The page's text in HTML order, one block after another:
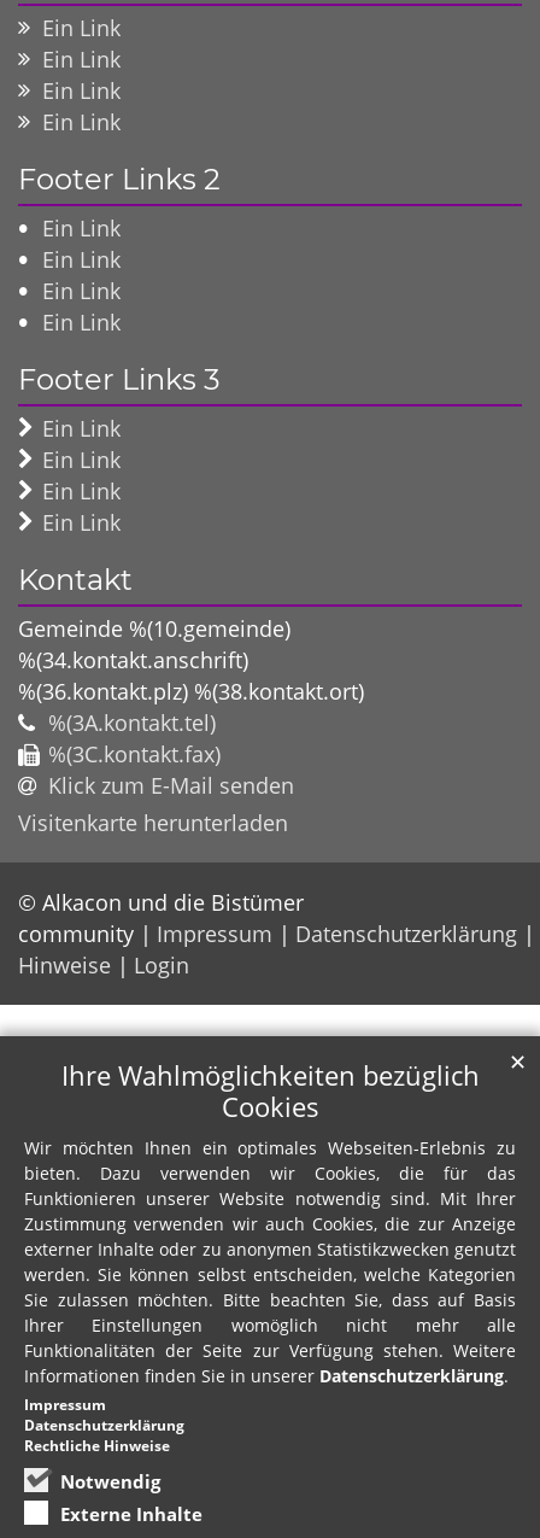
Ein Link
Ein Link
Ein Link
Ein Link
Footer Links 2
Ein Link
Ein Link
Ein Link
Ein Link
Footer Links 3
Ein Link
Ein Link
Ein Link
Ein Link
Kontakt
Gemeinde %(10.gemeinde)
%(34.kontakt.anschrift)
%(36.kontakt.plz) %(38.kontakt.ort)
%(3A.kontakt.tel)
%(3C.kontakt.fax)
Klick zum E-Mail senden
Visitenkarte herunterladen
© Alkacon und die Bistümer
community
Impressum
Datenschutzerklärung
Hinweise
Login
Ihre Wahlmöglichkeiten bezüglich
Cookies
Wir möchten Ihnen ein optimales Webseiten-Erlebnis zu
bieten. Dazu verwenden wir Cookies, die für das
Funktionieren unserer Website notwendig sind. Mit Ihrer
Zustimmung verwenden wir auch Cookies, die zur Anzeige
externer Inhalte oder zu anonymen Statistikzwecken genutzt
werden. Sie können selbst entscheiden, welche Kategorien
Sie zulassen möchten. Bitte beachten Sie, dass auf Basis
Ihrer Einstellungen womöglich nicht mehr alle
Funktionalitäten der Seite zur Verfügung stehen. Weitere
Informationen finden Sie in unserer Datenschutzerklärung.
Notwendig
Externe Inhalte
✕
Impressum
Datenschutzerklärung
Rechtliche Hinweise